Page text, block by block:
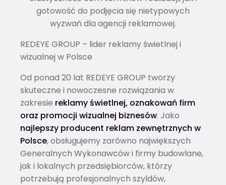
gotowość do podjęcia się nietypowych
wyzwań dla agencji reklamowej.
REDEYE GROUP – lider reklamy świetlnej i
wizualnej w Polsce
Od ponad 20 lat REDEYE GROUP tworzy
skuteczne i nowoczesne rozwiązania w
zakresie reklamy świetlnej, oznakowań firm
oraz promocji wizualnej biznesów. Jako
najlepszy producent reklam zewnętrznych w
Polsce, obsługujemy zarówno największych
Generalnych Wykonawców i firmy budowlane,
jak i lokalnych przedsiębiorców, którzy
potrzebują profesjonalnych szyldów,